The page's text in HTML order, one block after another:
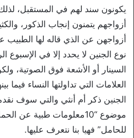
يكونون سند لهم في المستقبل،
أزواجهم يتمنون إنجاب الذكور،
أزواجهن عن الذي قاله لها الطبيب
نوع الجنين لا يحدد إلا في الإسبوع
السينار أو الأشعة فوق الصوتية،
العلامات التي تداولتها النساء فيما
الجنين ذكر أم أنثي والتي سوف
موضوع “10معلومات طبية عن
للحامل” فهيا بنا نتعرف عليها.